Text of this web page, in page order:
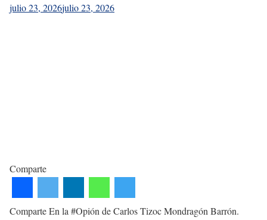
julio 23, 2026julio 23, 2026
Comparte
Comparte En la #Opión de Carlos Tizoc Mondragón Barrón.